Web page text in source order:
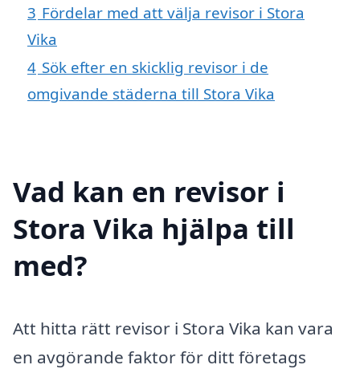
3 Fördelar med att välja revisor i Stora
Vika
4 Sök efter en skicklig revisor i de
omgivande städerna till Stora Vika
Vad kan en revisor i
Stora Vika hjälpa till
med?
Att hitta rätt revisor i Stora Vika kan vara
en avgörande faktor för ditt företags